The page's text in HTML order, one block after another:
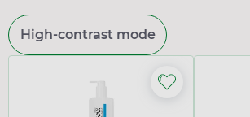
High-contrast mode